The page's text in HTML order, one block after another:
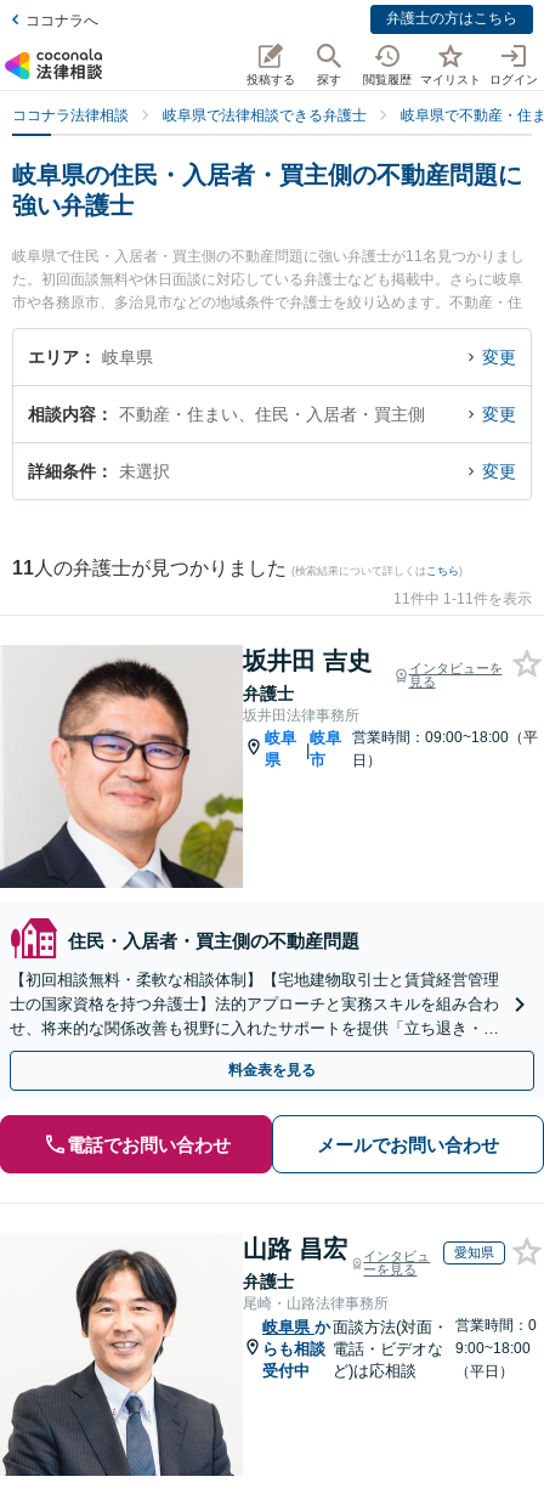
ココナラへ 弁護士の方はこちら
投稿する 探す 閲覧履歴 マイリスト ログイン
ココナラ法律相談 岐阜県で法律相談できる弁護士 岐阜県で不動産・住
岐阜県の住民・入居者・買主側の不動産問題に
強い弁護士
岐阜県で住民・入居者・買主側の不動産問題に強い弁護士が11名見つかりまし
た。初回面談無料や休日面談に対応している弁護士なども掲載中。さらに岐阜
市や各務原市、多治見市などの地域条件で弁護士を絞り込めます。不動産・住
まいに関係する立ち退き交渉や家賃交渉、不動産契約解除等の細かな分野での
絞り込み検索もでき便利です。特に坂井田法律事務所の坂井田 吉史弁護士や旭
『岐阜県で土日や夜間に発生した住民・入居者・買主側の不動産問題のトラブ
ルを今すぐに弁護士に相談したい』『住民・入居者・買主側の不動産問題のト
ラブル解決の実績豊富な近くの弁護士を検索したい』『初回相談無料で住民・
エリア 岐阜県 変更
相談内容 不動産・住まい、住民・入居者・買主側 変更
詳細条件 未選択 変更
11 人の弁護士が見つかりました (検索結果について詳しくは こちら)
11件中 1-11件を表示
坂井田 吉史
弁護士
インタビューを
見る
坂井田法律事務所
岐阜
県
|
岐阜
市
営業時間：09:00~18:00（平
日）
住民・入居者・買主側の不動産問題
【初回相談無料・柔軟な相談体制】【宅地建物取引士と賃貸経営管理
士の国家資格を持つ弁護士】法的アプローチと実務スキルを組み合わ
せ、将来的な関係改善も視野に入れたサポートを提供「立ち退き・建
物の明け渡し請求／欠陥住宅トラブル／立退料交渉など」
料金表を見る
電話でお問い合わせ メールでお問い合わせ
山路 昌宏
弁護士
インタビュ
ーを見る
愛知県
尾崎・山路法律事務所
岐阜県 か
らも相談
受付中
面談方法(対面・
電話・ビデオな
ど)は応相談
営業時間：0
9:00~18:00
（平日）